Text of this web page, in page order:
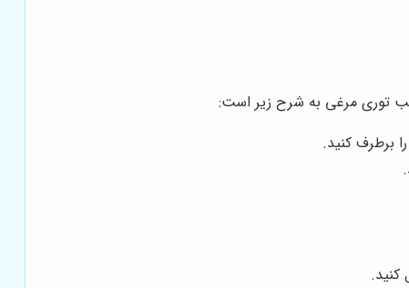
توری مرغی به شرح زیر است:
برطرف کنید.